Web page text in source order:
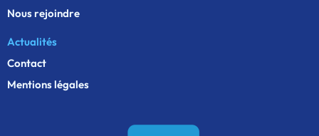
Nous rejoindre
Actualités
Contact
Mentions légales